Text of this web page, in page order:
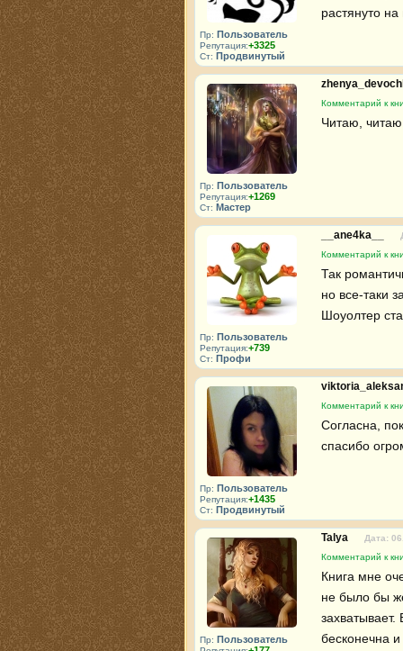
Пр: Пользователь
Репутация:+3325
Ст: Продвинутый
растянуто
Пр: Пользователь
Репутация:+1269
Ст: Мастер
Комментарий к
Читаю, читаю
Пр: Пользователь
Репутация:+739
Ст: Профи
__ane4ka__
Комментарий к
Так
но все-таки
Шоуолтер
Пр: Пользователь
Репутация:+1435
Ст: Продвинутый
Комментарий к
Согласна,
спасибо
Пр: Пользователь
Talya
Дата:
Комментарий к
Книга мне
не было бы
бесконечна